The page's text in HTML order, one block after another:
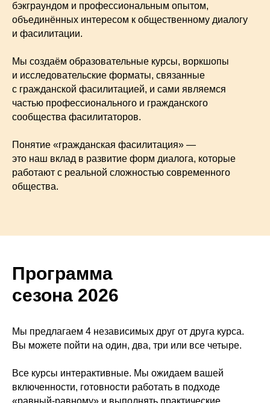
бэкграундом и профессиональным опытом,
объединённых интересом к общественному диалогу
и фасилитации.
Мы создаём образовательные курсы, воркшопы
и исследовательские форматы, связанные
с гражданской фасилитацией, и сами являемся
частью профессионального и гражданского
сообщества фасилитаторов.
Понятие «гражданская фасилитация» —
это наш вклад в развитие форм диалога, которые
работают с реальной сложностью современного
общества.
Программа
сезона 2026
Мы предлагаем 4 независимых друг от друга курса.
Вы можете пойти на один, два, три или все четыре.
Все курсы интерактивные. Мы ожидаем вашей
включенности, готовности работать в подходе
«равный-равному» и выполнять практические,